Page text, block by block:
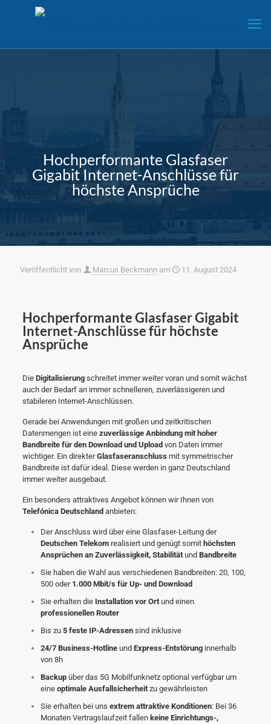
Hochperformante Glasfaser
Gigabit Internet-Anschlüsse für
höchste Ansprüche
Veröffentlicht von Marcus Beckmann am 11. August 2024
Hochperformante Glasfaser Gigabit
Internet-Anschlüsse für höchste
Ansprüche
Die Digitalisierungschreitet immer weiter voran und somit wächst
auch der Bedarf an immer schnelleren, zuverlässigeren und
stabileren Internet-Anschlüssen.
Gerade bei Anwendungen mit großen und zeitkritischen
Datenmengen ist eine zuverlässige Anbindung mit hoher
Bandbreite für den Download und Upload von Daten immer
wichtiger. Ein direkterGlasfaseranschlussmit symmetrischer
Bandbreite ist dafür ideal. Diese werden in ganz Deutschland
immer weiter ausgebaut.
Ein besonders attraktives Angebot können wir Ihnen von
Telefónica Deutschland anbieten:
Der Anschluss wird über eine Glasfaser-Leitung der
Deutschen Telekomrealisiert und genügt somit höchsten
Ansprüchen an Zuverlässigkeit, Stabilitätund Bandbreite
Sie haben die Wahl aus verschiedenen Bandbreiten: 20, 100,
500 oder 1.000 Mbit/s für Up- und Download
Sie erhalten die Installation vor Ortund einen
professionellen Router
Bis zu 5 feste IP-Adressensind inklusive
24/7 Business-Hotlineund Express-Entstörunginnerhalb
von 8h
Backupüber das 5G Mobilfunknetz optional verfügbar um
eine optimale Ausfallsicherheitzu gewährleisten
Sie erhalten bei uns extrem attraktive Konditionen: Bei 36
Monaten Vertragslaufzeit fallen keine Einrichtungs-,